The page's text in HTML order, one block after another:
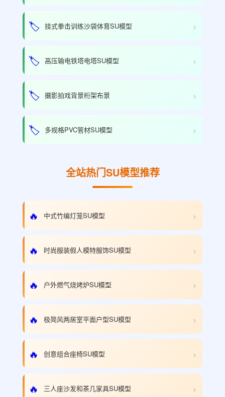
🏷️ 挂式拳击训练沙袋体育SU模型 ›
🏷️ 高压输电铁塔电塔SU模型 ›
🏷️ 摄影拍戏背景桁架布景 ›
🏷️ 多规格PVC管材SU模型 ›
全站热门SU模型推荐
🔥 中式竹编灯笼SU模型 ›
🔥 时尚服装假人模特服饰SU模型 ›
🔥 户外燃气烧烤炉SU模型 ›
🔥 极简风两居室平面户型SU模型 ›
🔥 创意组合座椅SU模型 ›
🔥 三人座沙发和茶几家具SU模型 ›